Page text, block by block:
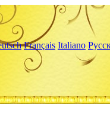
Français Italiano